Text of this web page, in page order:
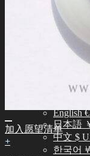
中文 $
한국어
IDEALIAN
English
日本語
中文 $
ROSETTE
English
日本語
中文 $
한국어
加入愿望清单
+